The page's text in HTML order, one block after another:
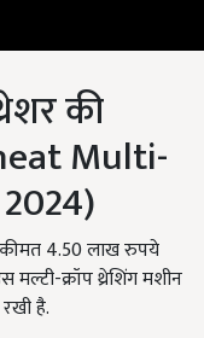
की
Multi-
कीमत 4.50 लाख रुपये
क्रॉप थ्रेशिंग मशीन
है.